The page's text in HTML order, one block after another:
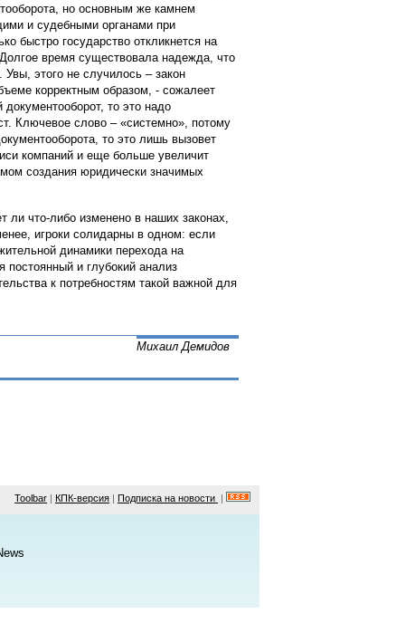
но основным же камнем
и судебными органами при
быстро государство откликнется на
время существовала надежда, что
этого не случилось – закон
корректным образом, - сожалеет
то это надо
Ключевое слово – «системно», потому
то это лишь вызовет
компаний и еще больше увеличит
создания юридически значимых
ли что-либо изменено в наших законах,
игроки солидарны в одном: если
динамики перехода на
и глубокий анализ
к потребностям такой важной для
Михаил Демидов
Toolbar | КПК-версия | Подписка на новости |